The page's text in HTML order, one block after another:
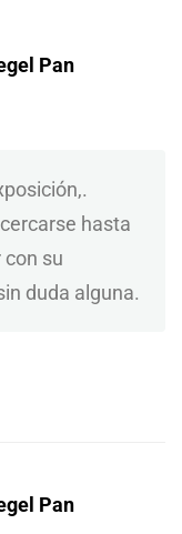
Pan
hasta
con su
duda alguna.
Pan